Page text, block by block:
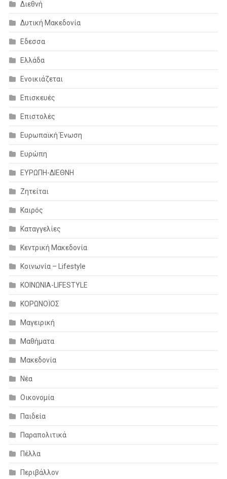
Διεθνή
Δυτική Μακεδονία
Εδεσσα
Ελλάδα
Ενοικιάζεται
Επισκευές
Επιστολές
Ευρωπαϊκή Ένωση
Ευρώπη
ΕΥΡΩΠΗ-ΔΙΕΘΝΗ
Ζητείται
Καιρός
Καταγγελίες
Κεντρική Μακεδονία
Κοινωνία – Lifestyle
ΚΟΙΝΩΝΙΑ-LIFESTYLE
ΚΟΡΩΝΟΪΟΣ
Μαγειρική
Μαθήματα
Μακεδονία
Νέα
Οικονομία
Παιδεία
Παραπολιτικά
Πέλλα
Περιβάλλον